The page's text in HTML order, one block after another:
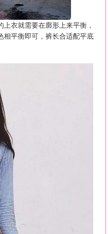
衣就需要在廓形上来平衡，
相平衡即可，裤长合适配平底